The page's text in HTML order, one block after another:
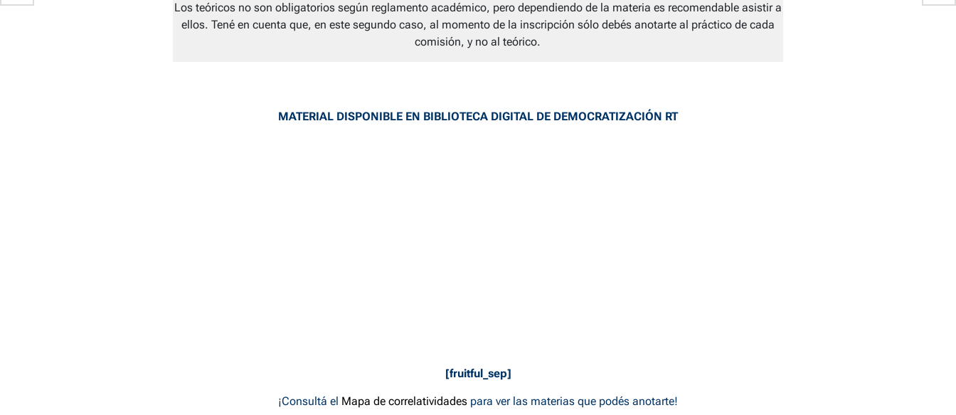
Los teóricos no son obligatorios según reglamento académico, pero dependiendo de la materia es recomendable asistir a
ellos. Tené en cuenta que, en este segundo caso, al momento de la inscripción sólo debés anotarte al práctico de cada
comisión, y no al teórico.
MATERIAL DISPONIBLE EN BIBLIOTECA DIGITAL DE DEMOCRATIZACIÓN RT
[fruitful_sep]
¡Consultá el Mapa de correlatividades para ver las materias que podés anotarte!